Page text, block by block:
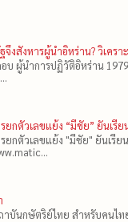
จึงสังหารผู้นำอิหร่าน? วิเครา
บ ผู้นำการปฏิวัติอิหร่าน
ยกตัวเลขแย้ง “มีชัย” ยันเรี
ยกตัวเลขแย้ง "มีชัย" ยันเรี
บันกษัตริย์ไทย สำหรับคนไท